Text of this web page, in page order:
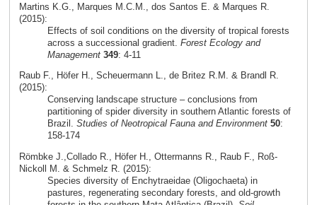
Martins K.G., Marques M.C.M., dos Santos E. & Marques R.
(2015):
Effects of soil conditions on the diversity of tropical forests
across a successional gradient. Forest Ecology and
Management 349: 4-11
Raub F., Höfer H., Scheuermann L., de Britez R.M. & Brandl R.
(2015):
Conserving landscape structure – conclusions from
partitioning of spider diversity in southern Atlantic forests of
Brazil. Studies of Neotropical Fauna and Environment 50:
158-174
Römbke J.,Collado R., Höfer H., Ottermanns R., Raub F., Roß-
Nickoll M. & Schmelz R. (2015):
Species diversity of Enchytraeidae (Oligochaeta) in
pastures, regenerating secondary forests, and old-growth